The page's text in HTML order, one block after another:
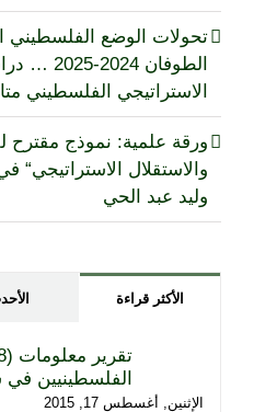
تحولات الوضع
الطوفان
الاستراتيجي الفلسطيني
ورقة علمية: نموذج مقترح
والاستقلال الاستراتيجي“
وليد عبد الحي
الأكثر قراءة
الفلسطينيين في سورية
الإثنين, أغسطس 17, 2015